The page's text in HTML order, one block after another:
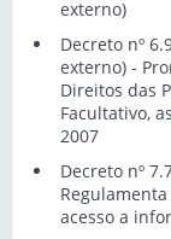
externo)
Decreto nº
externo) -
Direitos das
Facultativo,
2007
Decreto nº
acesso a